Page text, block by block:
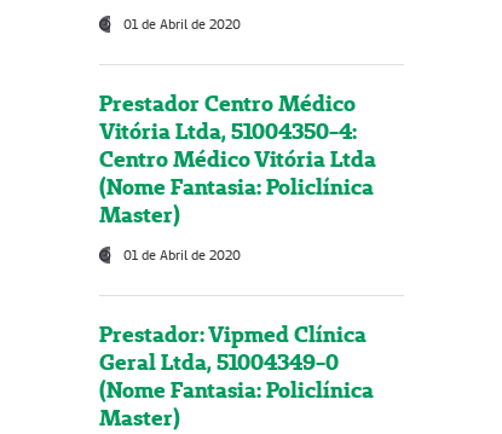
01 de Abril de 2020
Prestador Centro Médico
Vitória Ltda, 51004350-4:
Centro Médico Vitória Ltda
(Nome Fantasia: Policlínica
Master)
01 de Abril de 2020
Prestador: Vipmed Clínica
Geral Ltda, 51004349-0
(Nome Fantasia: Policlínica
Master)